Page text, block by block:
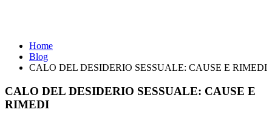
Home
Blog
CALO DEL DESIDERIO SESSUALE: CAUSE E RIMEDI
CALO DEL DESIDERIO SESSUALE: CAUSE E
RIMEDI